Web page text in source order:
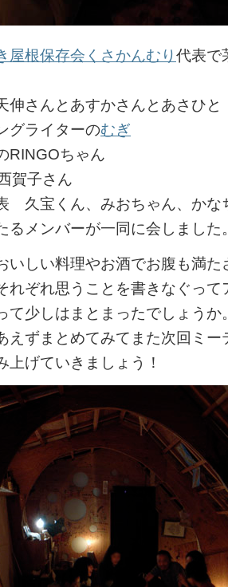
屋根保存会くさかんむり代表で
伸さんとあすかさんとあさひと
グライターのむぎ
RINGOちゃん
賀子さん
久宝くん、みおちゃん、かな
るメンバーが一同に会しました
いしい料理やお酒でお腹も満た
れぞれ思うことを書きなぐって
て少しはまとまったでしょうか
えずまとめてみてまた次回ミ
上げていきましょう！